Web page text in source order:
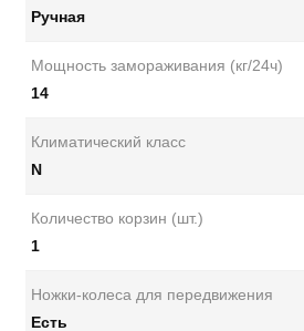
Ручная
Мощность замораживания (кг/24ч)
14
Климатический класс
N
Количество корзин (шт.)
1
Ножки-колеса для передвижения
Есть